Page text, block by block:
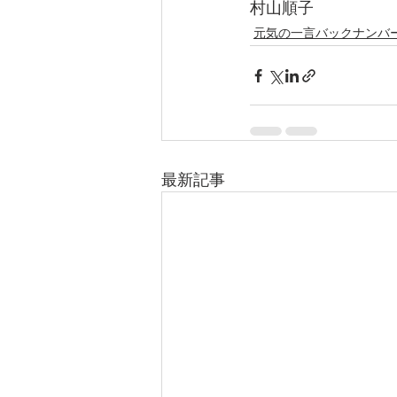
村山順子
元気の一言バックナンバ
最新記事